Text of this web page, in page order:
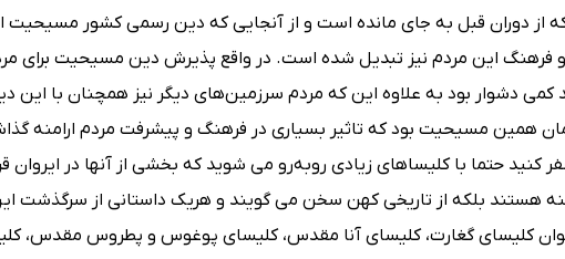
از دوران قبل به جای مانده است و از آنجایی که دین رسمی کشور مسیحیت
فرهنگ این مردم نیز تبدیل شده است. در واقع پذیرش دین مسیحیت برای
دشوار بود به علاوه این که مردم سرزمین‌های دیگر نیز همچنان با این
همین مسیحیت بود که تاثیر بسیاری در فرهنگ و پیشرفت مردم ارامنه
کنید حتما با کلیساهای زیادی روبه‌رو می شوید که بخشی از آنها در ایروان
هستند بلکه از تاریخی کهن سخن می گویند و هریک داستانی از سرگذشت
کلیسای گغارت، کلیسای آنا مقدس، کلیسای پوغوس و پطروس مقدس،